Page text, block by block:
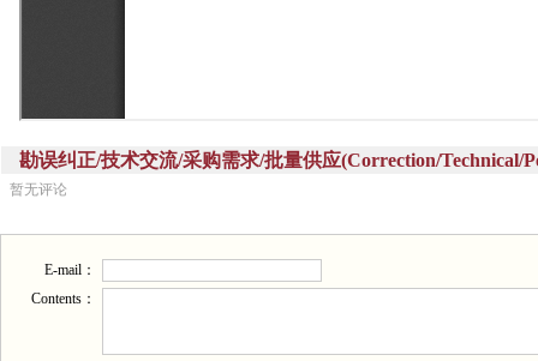
勘误纠正/技术交流/采购需求/批量供应(Correction/Technical/
暂无评论
E-mail：
Contents：